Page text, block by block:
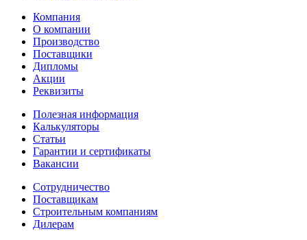
Компания
О компании
Производство
Поставщики
Дипломы
Акции
Реквизиты
Полезная информация
Калькуляторы
Статьи
Гарантии и сертификаты
Вакансии
Сотрудничество
Поставщикам
Строительным компаниям
Дилерам